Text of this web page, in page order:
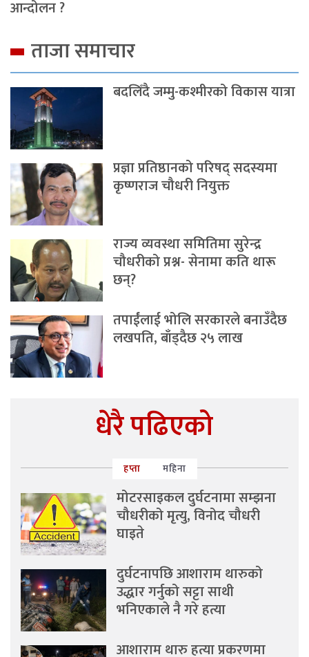
आन्दोलन ?
ताजा समाचार
बदलिँदै जम्मु-कश्मीरको विकास यात्रा
प्रज्ञा प्रतिष्ठानको परिषद् सदस्यमा
कृष्णराज चौधरी नियुक्त
राज्य व्यवस्था समितिमा सुरेन्द्र
चौधरीको प्रश्न- सेनामा कति थारू
छन्?
तपाईंलाई भोलि सरकारले बनाउँदैछ
लखपति, बाँड्दैछ २५ लाख
धेरै पढिएको
हप्ता महिना
मोटरसाइकल दुर्घटनामा सम्झना
चौधरीको मृत्यु, विनोद चौधरी
घाइते
दुर्घटनापछि आशाराम थारुको
उद्धार गर्नुको सट्टा साथी
भनिएकाले नै गरे हत्या
आशाराम थारु हत्या प्रकरणमा